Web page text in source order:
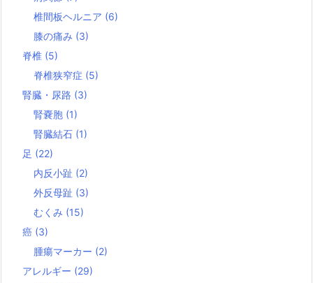
椎間板ヘルニア (6)
膝の痛み (3)
脊椎 (5)
脊椎狭窄症 (5)
腎臓・尿路 (3)
腎嚢胞 (1)
腎臓結石 (1)
足 (22)
内反小趾 (2)
外反母趾 (3)
むくみ (15)
癌 (3)
腫瘍マーカー (2)
アレルギー (29)